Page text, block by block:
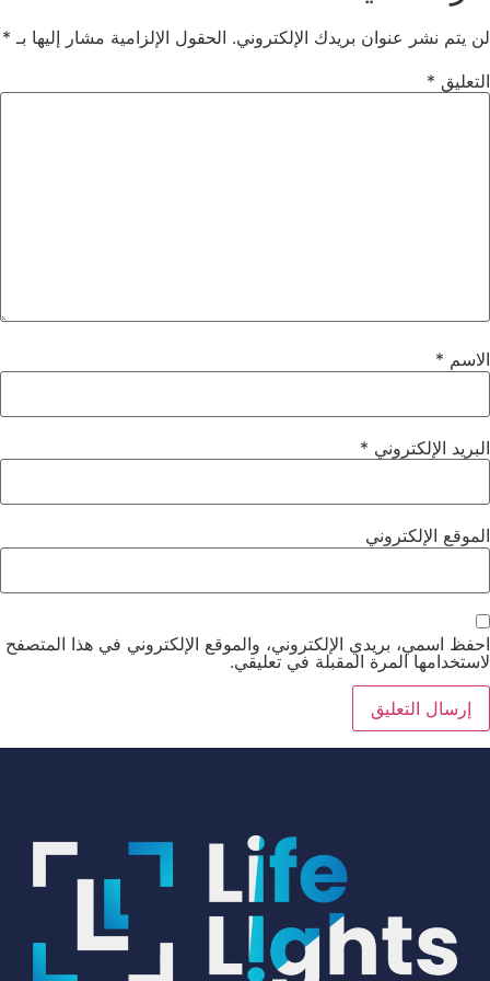
لن يتم نشر عنوان بريدك الإلكتروني. الحقول الإلزامية مشار إليها بـ *
التعليق *
الاسم *
البريد الإلكتروني *
الموقع الإلكتروني
احفظ اسمي، بريدي الإلكتروني، والموقع الإلكتروني في هذا المتصفح
لاستخدامها المرة المقبلة في تعليقي.